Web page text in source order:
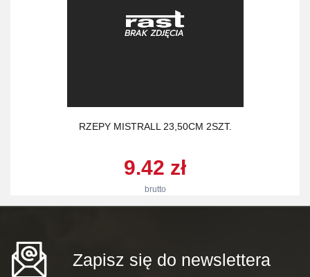
RZEPY MISTRALL 23,50CM 2SZT.
9.42 zł
brutto
Zapisz się do newslettera